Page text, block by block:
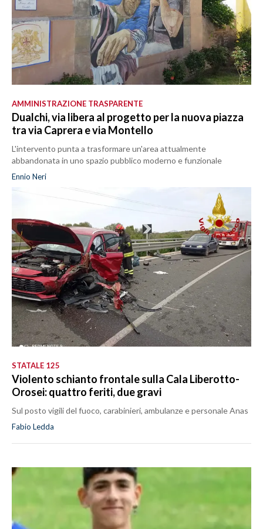
AMMINISTRAZIONE TRASPARENTE
Dualchi, via libera al progetto per la nuova piazza
tra via Caprera e via Montello
L'intervento punta a trasformare un'area attualmente
abbandonata in uno spazio pubblico moderno e funzionale
Ennio Neri
STATALE 125
Violento schianto frontale sulla Cala Liberotto-
Orosei: quattro feriti, due gravi
Sul posto vigili del fuoco, carabinieri, ambulanze e personale Anas
Fabio Ledda